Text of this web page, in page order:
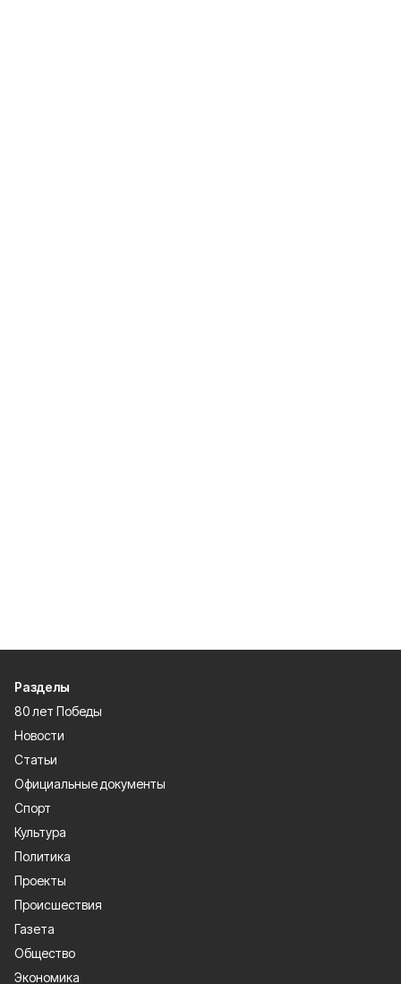
Разделы
80 лет Победы
Новости
Статьи
Официальные документы
Спорт
Культура
Политика
Проекты
Происшествия
Газета
Общество
Экономика